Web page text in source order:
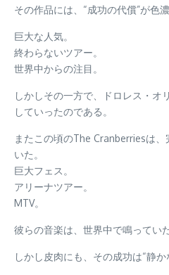
その作品には、“成功の代償”が色
巨大な人気。
終わらないツアー。
世界中からの注目。
しかしその一方で、ドロレス・オ
していったのである。
またこの頃のThe Cranberriesは
いた。
巨大フェス。
アリーナツアー。
MTV。
彼らの音楽は、世界中で鳴っていた
しかし皮肉にも、その成功は“静か